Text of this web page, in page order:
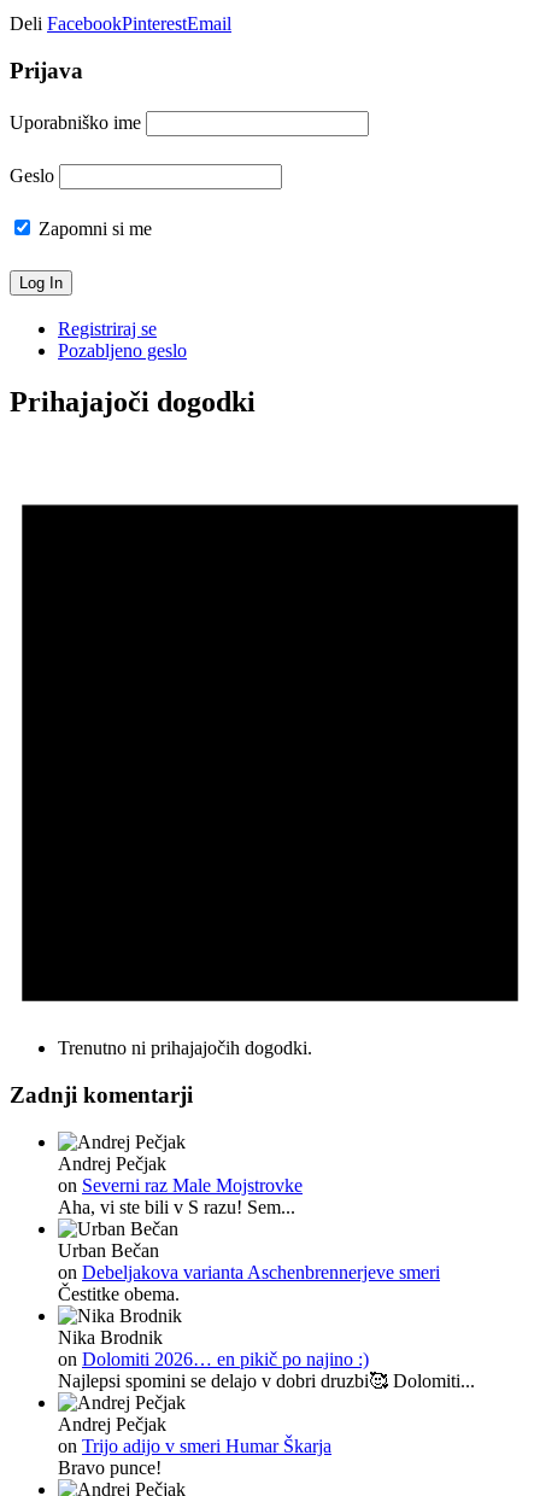
Deli FacebookPinterestEmail
Prijava
Uporabniško ime
Geslo
Zapomni si me
Registriraj se
Pozabljeno geslo
Prihajajoči dogodki
Trenutno ni prihajajočih dogodki.
Zadnji komentarji
Andrej Pečjak
on Severni raz Male Mojstrovke
Aha, vi ste bili v S razu! Sem...
Urban Bečan
on Debeljakova varianta Aschenbrennerjeve smeri
Čestitke obema.
Nika Brodnik
on Dolomiti 2026… en pikič po najino :)
Najlepsi spomini se delajo v dobri druzbi🥰 Dolomiti...
Andrej Pečjak
on Trijo adijo v smeri Humar Škarja
Bravo punce!